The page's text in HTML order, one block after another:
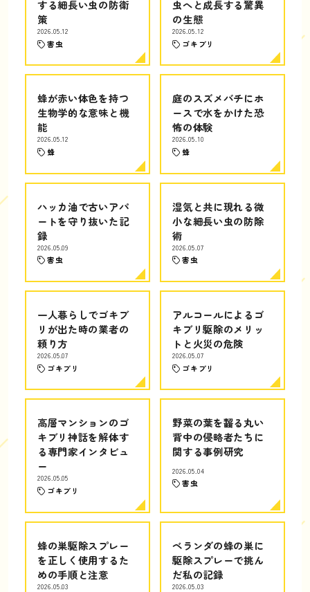
する細長い虫の防衛
策
2026.05.12
害虫
虫へと成長する驚異
の生態
2026.05.12
ゴキブリ
蜂が赤い体色を持つ
生物学的な意味と機
能
2026.05.12
蜂
庭のスズメバチにホ
ースで水をかけた恐
怖の体験
2026.05.10
蜂
ハッカ油で古いアパ
ートを守り抜いた記
録
2026.05.09
害虫
湿気と共に現れる微
小な細長い虫の防除
術
2026.05.07
害虫
一人暮らしでゴキブ
リが出た時の業者の
頼り方
2026.05.07
ゴキブリ
アルコールによるゴ
キブリ駆除のメリッ
トと火災の危険
2026.05.07
ゴキブリ
高層マンションのゴ
キブリ神話を解体す
る専門家インタビュ
ー
2026.05.05
ゴキブリ
野菜の葉を齧る丸い
背中の侵略者たちに
関する事例研究
2026.05.04
害虫
蜂の巣駆除スプレー
を正しく使用するた
めの手順と注意
2026.05.03
ベランダの蜂の巣に
駆除スプレーで挑ん
だ私の記録
2026.05.03